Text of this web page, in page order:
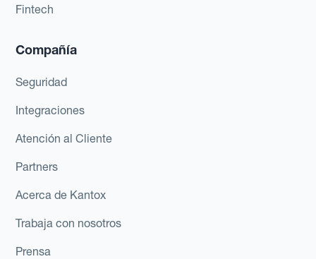
Fintech
Compañía
Seguridad
Integraciones
Atención al Cliente
Partners
Acerca de Kantox
Trabaja con nosotros
Prensa